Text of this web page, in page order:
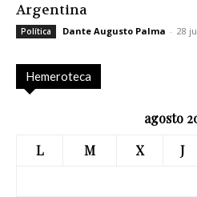
Argentina
Política Dante Augusto Palma - 28
Hemeroteca
agosto
L
M X J